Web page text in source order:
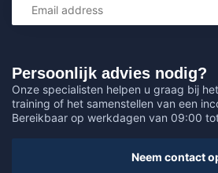
Persoonlijk advies nodig?
Onze specialisten helpen u graag bij
training of het samenstellen van een
Bereikbaar op werkdagen van 09:00
Neem contact